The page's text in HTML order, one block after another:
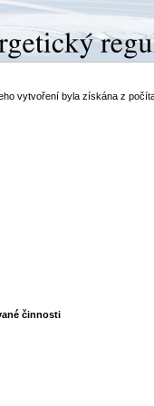
vytvoření byla získána z
činnosti